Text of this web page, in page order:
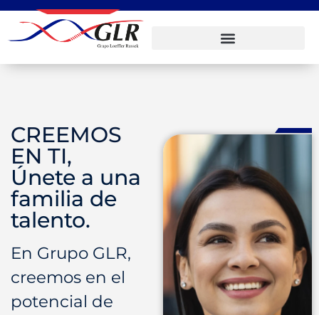
CREEMOS
EN TI,
Únete a una
familia de
talento.
En Grupo GLR,
creemos en el
potencial de